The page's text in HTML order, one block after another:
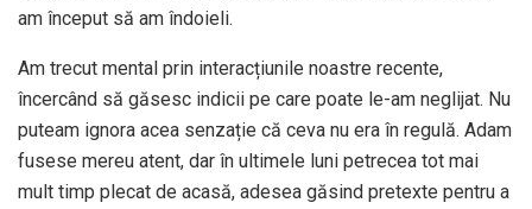
am început să am îndoieli.
Am trecut mental prin interacțiunile noastre recente,
încercând să găsesc indicii pe care poate le-am neglijat. Nu
puteam ignora acea senzație că ceva nu era în regulă. Adam
fusese mereu atent, dar în ultimele luni petrecea tot mai
mult timp plecat de acasă, adesea găsind pretexte pentru a